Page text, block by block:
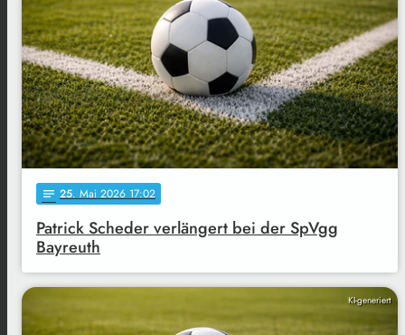
notes 25. Mai 2026 17:02
Patrick Scheder verlängert bei der SpVgg
Bayreuth
KI-generiert